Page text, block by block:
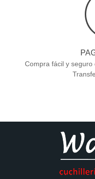
Compra fácil y seguro